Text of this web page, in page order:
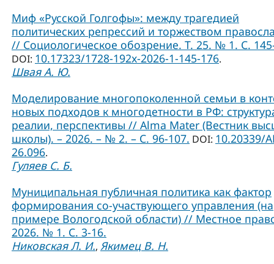
Миф «Русской Голгофы»: между трагедией
политических репрессий и торжеством
// Социологическое обозрение. Т. 25. № 1. С.
DOI: 10.17323/1728-192x-2026-1-145-176.
Швая А. Ю.
Моделирование многопоколенной семьи в
новых подходов к многодетности в РФ:
реалии, перспективы // Alma Mater (Вестник
школы). – 2026. – № 2. – С. 96-107. DOI: 10.20339/
26.096.
Гуляев С. Б.
Муниципальная публичная политика как фактор
формирования со-участвующего управления (на
примере Вологодской области) // Местное
2026. № 1. С. 3-16.
Никовская Л. И., Якимец В. Н.